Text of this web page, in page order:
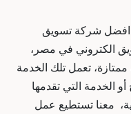
افضل شركة تسويق
الكتروني في مصر،
ممتازة، تعمل تلك الخدمة
الخدمة التي تقدمها
معنا تستطيع عمل